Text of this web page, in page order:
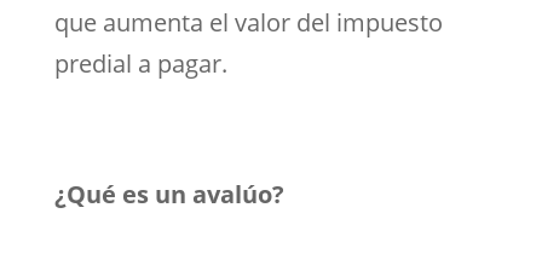
que aumenta el valor del impuesto
predial a pagar.
¿Qué es un avalúo?